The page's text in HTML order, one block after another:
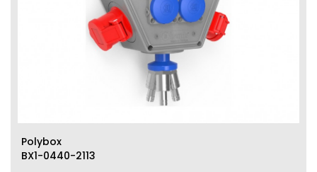
Polybox
BX1-0440-2113